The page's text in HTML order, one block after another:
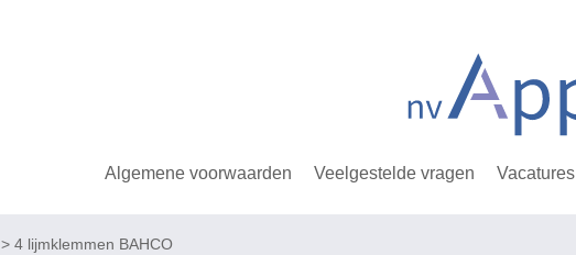
Algemene voorwaarden Veelgestelde vragen Vacatures
> 4 lijmklemmen BAHCO